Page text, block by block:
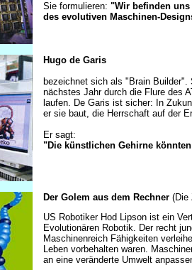
Sie formulieren: "Wir befinden
des evolutiven Maschinen-
Hugo de Garis
bezeichnet sich als "Brain
nächstes Jahr durch die Flure des
laufen. De Garis ist sicher: In
er sie baut, die Herrschaft auf der
Er sagt:
"Die künstlichen Gehirne
Der Golem aus dem Rechner (Die
US Robotiker Hod Lipson ist ein
Evolutionären Robotik. Der recht
Maschinenreich Fähigkeiten
Leben vorbehalten waren.
an eine veränderte Umwelt